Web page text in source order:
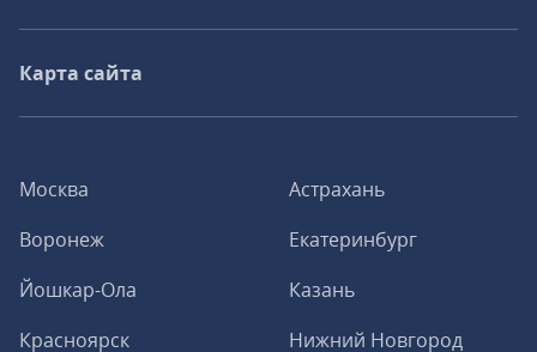
Москва
Астрахань
Воронеж
Екатеринбург
Йошкар-Ола
Казань
Красноярск
Нижний Новгород
Карта сайта